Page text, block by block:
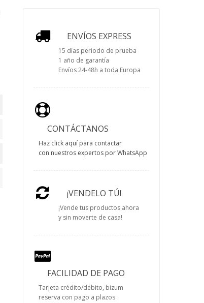
ENVÍOS EXPRESS
15 días periodo de prueba
1 año de garantía
Envíos 24-48h a toda Europa
CONTÁCTANOS
Haz click aquí para contactar
con nuestros expertos por WhatsApp
¡VENDELO TÚ!
¡Vende tus productos ahora
y sin moverte de casa!
FACILIDAD DE PAGO
Tarjeta crédito/débito, bizum
reserva con pago a plazos